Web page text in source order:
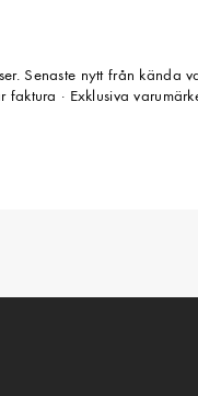
Senaste nytt från kända
· Exklusiva